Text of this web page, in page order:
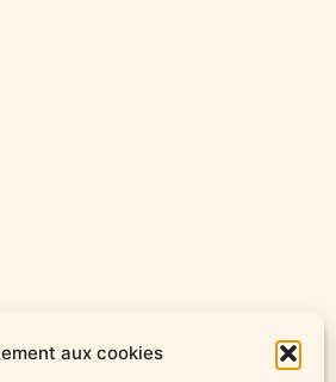
aux cookies